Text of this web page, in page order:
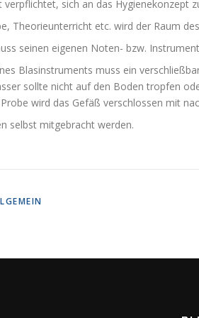
verpflichtet, sich an das Hygienekonzept
Theorieunterricht etc. wird der Raum
seinen eigenen Noten- bzw.
Blasinstruments muss ein
sollte nicht auf den Boden tropfen
wird das Gefäß verschlossen mit
selbst mitgebracht werden.